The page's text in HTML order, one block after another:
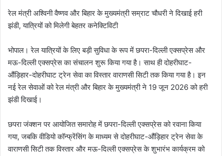
रेल मंत्री अश्विनी वैष्णव और बिहार के मुख्यमंत्री सम्राट चौधरी ने दिखाई हरी
झंडी, यात्रियों को मिलेगी बेहतर कनेक्टिविटी
भोपाल। रेल यात्रियों के लिए बड़ी सुविधा के रूप में छपरा-दिल्ली एक्सप्रेस और
मऊ-दिल्ली एक्सप्रेस का संचालन शुरू किया गया है। साथ ही दोहरीघाट-
औंड़िहार-दोहरीघाट ट्रेन सेवा का विस्तार वाराणसी सिटी तक किया गया है। इन
नई रेल सेवाओं को रेल मंत्री और बिहार के मुख्यमंत्री ने 19 जून 2026 को हरी
झंडी दिखाई।
छपरा जंक्शन पर आयोजित समारोह में छपरा-दिल्ली एक्सप्रेस को रवाना किया
गया, जबकि वीडियो कॉन्फ्रेंसिंग के माध्यम से दोहरीघाट-औंड़िहार ट्रेन सेवा के
वाराणसी सिटी तक विस्तार और मऊ-दिल्ली एक्सप्रेस के शुभारंभ कार्यक्रम को